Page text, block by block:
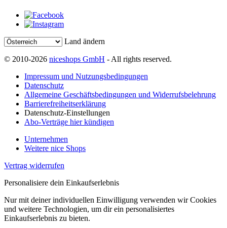
Land ändern
© 2010-2026 niceshops GmbH - All rights reserved.
Impressum und Nutzungsbedingungen
Datenschutz
Allgemeine Geschäftsbedingungen und Widerrufsbelehrung
Barrierefreiheitserklärung
Datenschutz-Einstellungen
Abo-Verträge hier kündigen
Unternehmen
Weitere nice Shops
Vertrag widerrufen
Personalisiere dein Einkaufserlebnis
Nur mit deiner individuellen Einwilligung verwenden wir Cookies
und weitere Technologien, um dir ein personalisiertes
Einkaufserlebnis zu bieten.